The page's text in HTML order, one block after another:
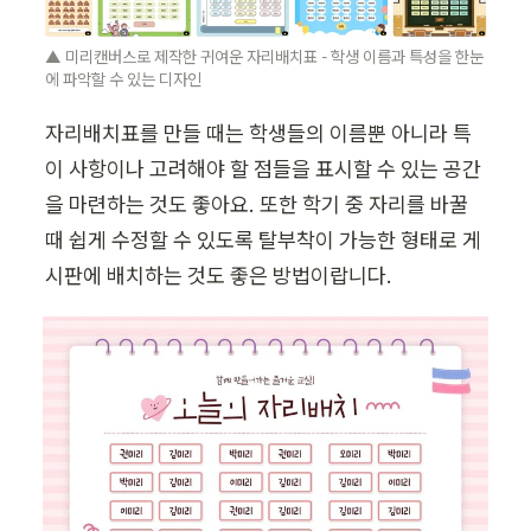
▲ 미리캔버스로 제작한 귀여운 자리배치표 - 학생 이름과 특성을 한눈
에 파악할 수 있는 디자인
자리배치표를 만들 때는 학생들의 이름뿐 아니라 특
이 사항이나 고려해야 할 점들을 표시할 수 있는 공간
을 마련하는 것도 좋아요. 또한 학기 중 자리를 바꿀
때 쉽게 수정할 수 있도록 탈부착이 가능한 형태로 게
시판에 배치하는 것도 좋은 방법이랍니다.